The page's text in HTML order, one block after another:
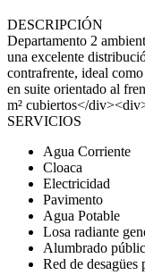
DESCRIPCIÓN
Departamento 2
una excelente
contrafrente, ideal
en suite orientado al
m² cubiertos</
SERVICIOS
Agua Corriente
Cloaca
Electricidad
Pavimento
Agua Potable
Losa radiante
Alumbrado
Red de desagües